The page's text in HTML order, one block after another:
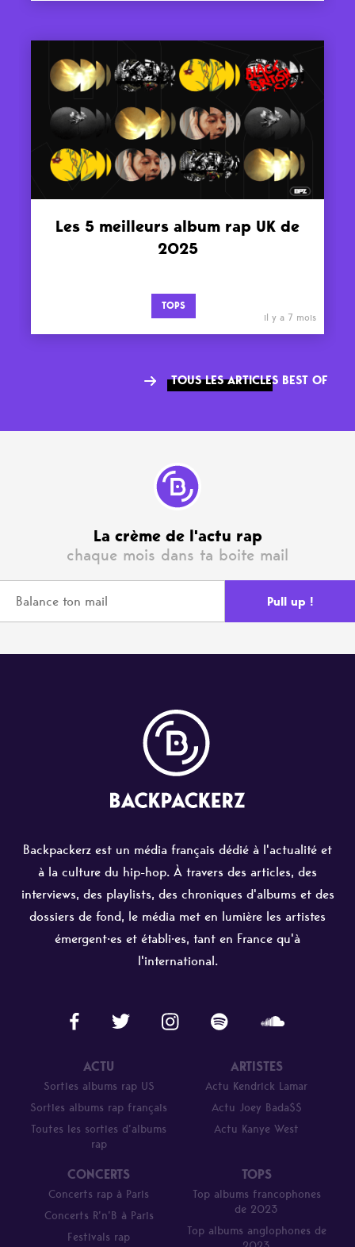
Les 5 meilleurs album rap UK de
2025
TOPS
il y a 7 mois
TOUS LES ARTICLES BEST OF
La crème de l'actu rap
chaque mois dans ta boite mail
Backpackerz est un média français dédié à l'actualité et
à la culture du hip-hop. À travers des articles, des
interviews, des playlists, des chroniques d'albums et des
dossiers de fond, le média met en lumière les artistes
émergent·es et établi·es, tant en France qu'à
l'international.
ACTU
Sorties albums rap US
Sorties albums rap français
Toutes les sorties d’albums
rap
ARTISTES
Actu Kendrick Lamar
Actu Joey Bada$$
Actu Kanye West
CONCERTS
Concerts rap à Paris
Concerts R’n’B à Paris
Festivals rap
TOPS
Top albums francophones
de 2023
Top albums anglophones de